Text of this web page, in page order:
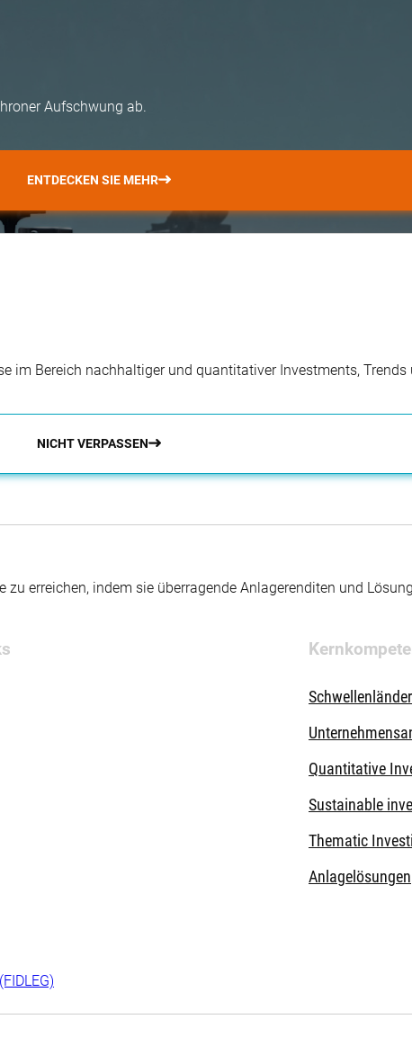
Aufschwung ab.
ENTDECKEN SIE MEHR
im Bereich nachhaltiger und quantitativer Investments,
NICHT VERPASSEN
erreichen, indem sie überragende Anlagerenditen und
Schwellenländer
Quantitative
Sustainable
Thematic
Anlagelösungen